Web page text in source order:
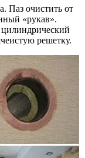
Паз очистить от
«рукав».
решетку.